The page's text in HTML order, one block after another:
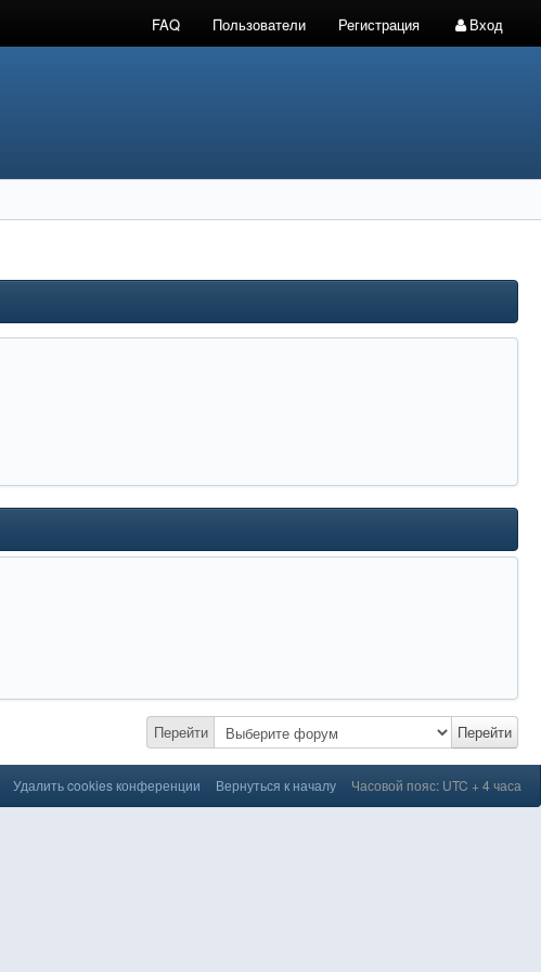
FAQ Пользователи Регистрация Вход
Перейти Перейти
Удалить cookies конференции Вернуться к началу Часовой пояс: UTC + 4 часа